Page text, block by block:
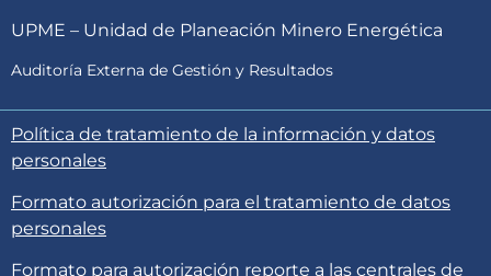
UPME – Unidad de Planeación Minero Energética
Auditoría Externa de Gestión y Resultados
Política de tratamiento de la información y datos
personales
Formato autorización para el tratamiento de datos
personales
Formato para autorización reporte a las centrales de